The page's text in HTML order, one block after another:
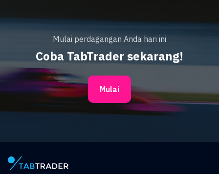
Mulai perdagangan Anda hari ini
Coba TabTrader sekarang!
Mulai